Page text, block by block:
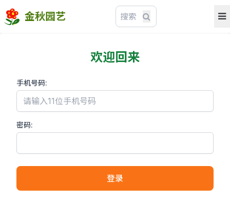
金秋园艺
欢迎回来
手机号码:
密码:
登录